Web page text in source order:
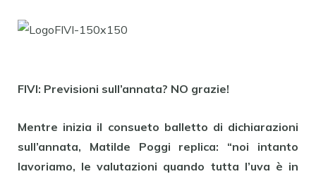
FIVI: Previsioni sull’annata? NO grazie!
Mentre inizia il consueto balletto di dichiarazioni
sull’annata, Matilde Poggi replica: “noi intanto
lavoriamo, le valutazioni quando tutta l’uva è in